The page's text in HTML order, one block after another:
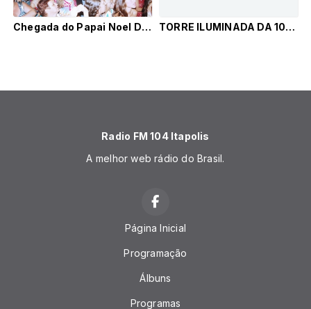
Chegada do Papai Noel Detalhes Presentes TORRE ILUMINADA DA 104FM - DEZ/2011
Radio FM 104 Itapolis
A melhor web rádio do Brasil.
Página Inicial
Programação
Álbuns
Programas